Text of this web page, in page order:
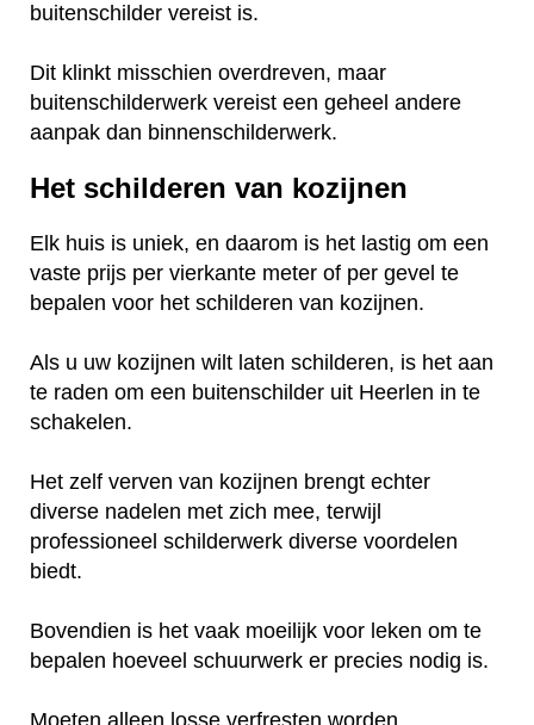
buitenschilder vereist is.
Dit klinkt misschien overdreven, maar
buitenschilderwerk vereist een geheel andere
aanpak dan binnenschilderwerk.
Het schilderen van kozijnen
Elk huis is uniek, en daarom is het lastig om een
vaste prijs per vierkante meter of per gevel te
bepalen voor het schilderen van kozijnen.
Als u uw kozijnen wilt laten schilderen, is het aan
te raden om een buitenschilder uit Heerlen in te
schakelen.
Het zelf verven van kozijnen brengt echter
diverse nadelen met zich mee, terwijl
professioneel schilderwerk diverse voordelen
biedt.
Bovendien is het vaak moeilijk voor leken om te
bepalen hoeveel schuurwerk er precies nodig is.
Moeten alleen losse verfresten worden